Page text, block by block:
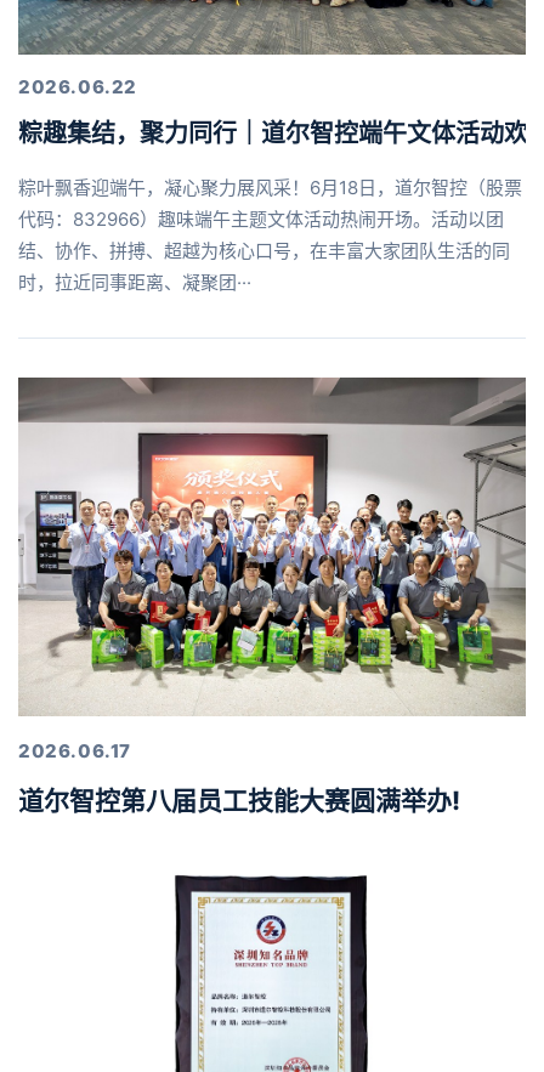
2026.06.22
粽趣集结，聚力同行｜道尔智控端午文体活动欢
粽叶飘香迎端午，凝心聚力展风采！6月18日，道尔智控（股票
代码：832966）趣味端午主题文体活动热闹开场。活动以团
结、协作、拼搏、超越为核心口号，在丰富大家团队生活的同
时，拉近同事距离、凝聚团···
2026.06.17
道尔智控第八届员工技能大赛圆满举办!